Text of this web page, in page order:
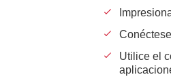
Utilice el